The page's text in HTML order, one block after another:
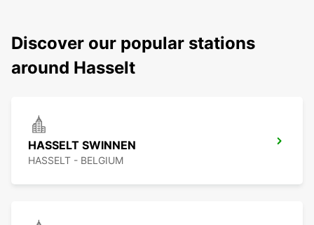
Discover our popular stations
around Hasselt
HASSELT SWINNEN
HASSELT - BELGIUM